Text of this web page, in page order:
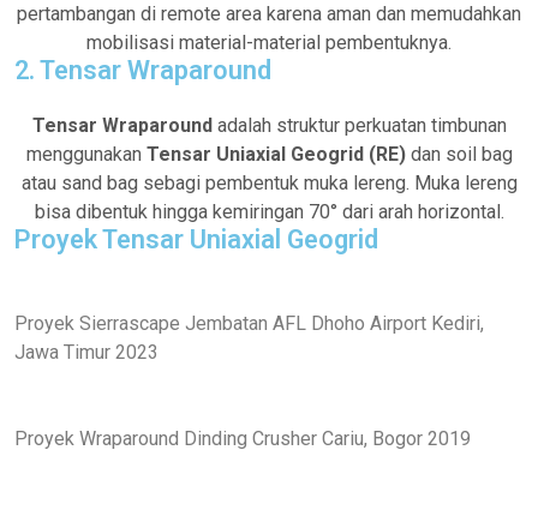
pertambangan di remote area karena aman dan memudahkan
mobilisasi material-material pembentuknya.
2. Tensar Wraparound
Tensar Wraparoundadalah struktur perkuatan timbunan
menggunakan Tensar Uniaxial Geogrid (RE)dan soil bag
atau sand bag sebagi pembentuk muka lereng. Muka lereng
bisa dibentuk hingga kemiringan 70° dari arah horizontal.
Proyek Tensar Uniaxial Geogrid
Proyek Sierrascape Jembatan AFL Dhoho Airport Kediri,
Jawa Timur 2023
Proyek Wraparound Dinding Crusher Cariu, Bogor 2019